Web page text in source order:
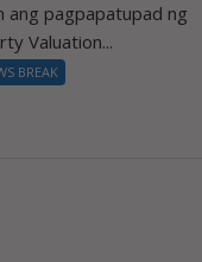
ang pagpapatupad ng
Valuation...
BREAK